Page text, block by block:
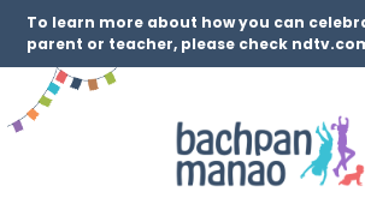
To learn more about how you can
parent or teacher, please check